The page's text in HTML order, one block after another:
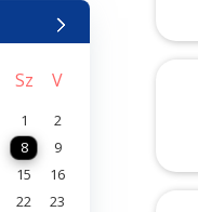
Sz
V
1
2
8
9
15
16
22
23